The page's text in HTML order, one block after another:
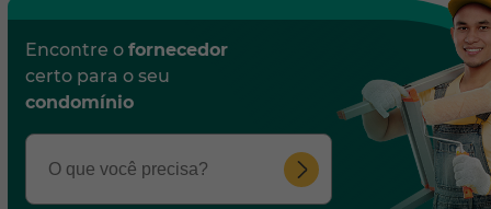
Encontre o fornecedor
certo para o seu
condomínio